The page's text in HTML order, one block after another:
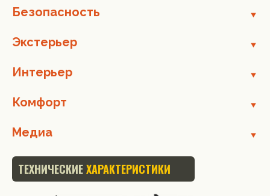
Безопасность
Экстерьер
Интерьер
Комфорт
Медиа
ТЕХНИЧЕСКИЕХАРАКТЕРИСТИКИ